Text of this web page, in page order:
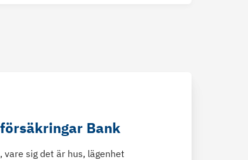
Bank
vare sig det är hus, lägenhet